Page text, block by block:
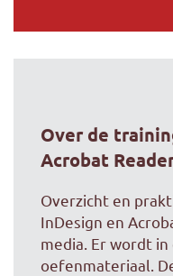
Over de
Acrobat
Overzicht en
InDesign en
media. Er wordt
oefenmateriaal.